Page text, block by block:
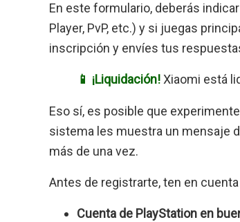
En este formulario, deberás
Player, PvP, etc.) y si juegas
inscripción y envíes tus
📱 ¡Liquidación!Xiaomi está
Eso sí, es posible que
sistema les muestra un mensaje
más de una vez.
Antes de registrarte, ten en
Cuenta de PlayStation en